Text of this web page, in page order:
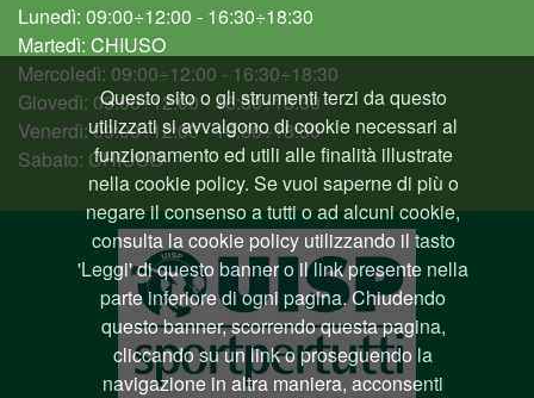
Lunedì: 09:00÷12:00 - 16:30÷18:30
Martedì: CHIUSO
Mercoledì: 09:00÷12:00 - 16:30÷18:30
Giovedì: 09:00÷12:00 - 16:30÷18:30
Venerdì: 09:00÷12:00 - 16:30÷18:30
Sabato: CHIUSO
Questo sito o gli strumenti terzi da questo
utilizzati si avvalgono di cookie necessari al
funzionamento ed utili alle finalità illustrate
nella cookie policy. Se vuoi saperne di più o
negare il consenso a tutti o ad alcuni cookie,
consulta la cookie policy utilizzando il tasto
'Leggi' di questo banner o il link presente nella
parte inferiore di ogni pagina. Chiudendo
questo banner, scorrendo questa pagina,
cliccando su un link o proseguendo la
navigazione in altra maniera, acconsenti